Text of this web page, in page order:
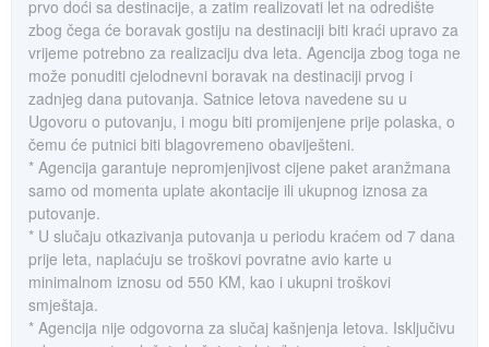
prvo doći sa destinacije, a zatim realizovati let na odredište
zbog čega će boravak gostiju na destinaciji biti kraći upravo za
vrijeme potrebno za realizaciju dva leta. Agencija zbog toga ne
može ponuditi cjelodnevni boravak na destinaciji prvog i
zadnjeg dana putovanja. Satnice letova navedene su u
Ugovoru o putovanju, i mogu biti promijenjene prije polaska, o
čemu će putnici biti blagovremeno obaviješteni.
* Agencija garantuje nepromjenjivost cijene paket aranžmana
samo od momenta uplate akontacije ili ukupnog iznosa za
putovanje.
* U slučaju otkazivanja putovanja u periodu kraćem od 7 dana
prije leta, naplaćuju se troškovi povratne avio karte u
minimalnom iznosu od 550 KM, kao i ukupni troškovi
smještaja.
* Agencija nije odgovorna za slučaj kašnjenja letova. Isključivu